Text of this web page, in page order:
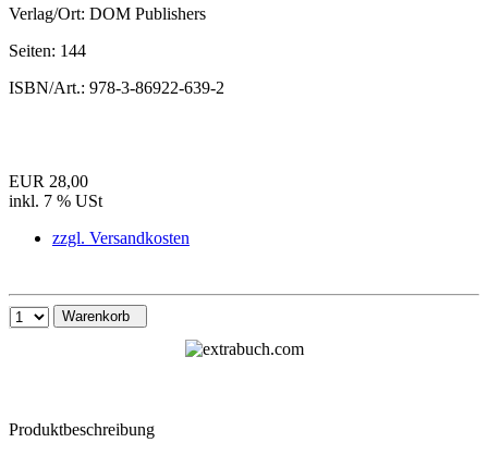
Verlag/Ort: DOM Publishers
Seiten: 144
ISBN/Art.: 978-3-86922-639-2
EUR 28,00
inkl. 7 % USt
zzgl. Versandkosten
Warenkorb
Produktbeschreibung